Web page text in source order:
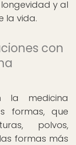
y al
la vida.
con
la medicina
formas, que
polvos,
formas más